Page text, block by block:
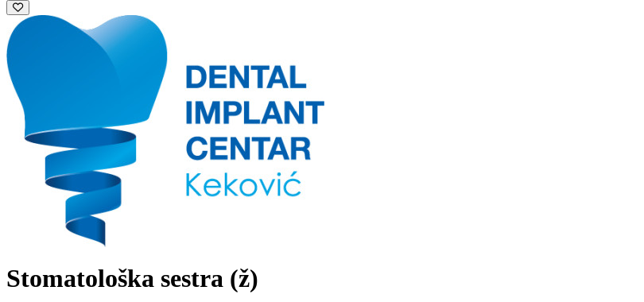
Stomatološka sestra (ž)